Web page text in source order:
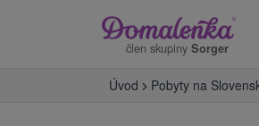
člen skupiny Sorger
Úvod Pobyty na